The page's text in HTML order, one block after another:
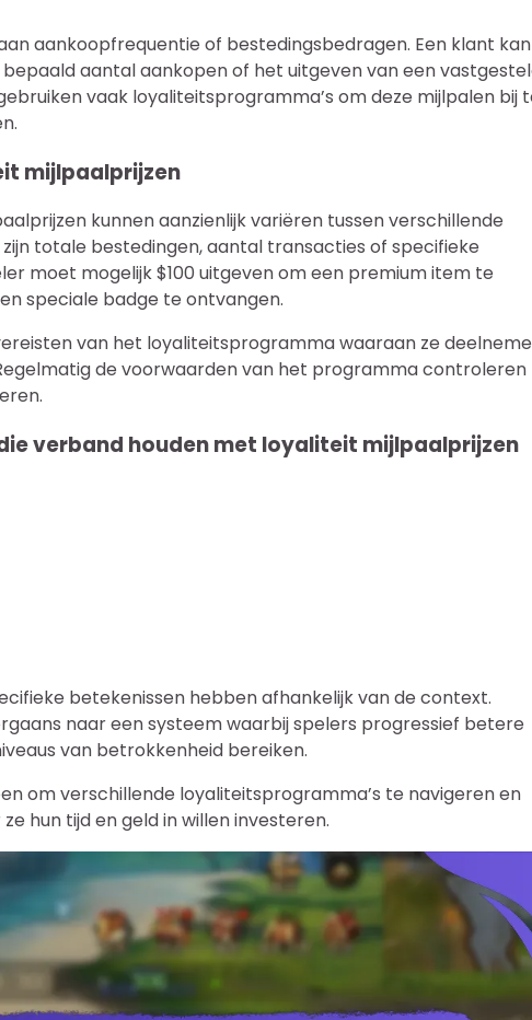
aankoopfrequentie of bestedingsbedragen. Een klant kan
aantal aankopen of het uitgeven van een
vaak loyaliteitsprogramma’s om deze mijlpalen bij
mijlpaalprijzen
kunnen aanzienlijk variëren tussen verschillende
totale bestedingen, aantal transacties of specifieke
moet mogelijk $100 uitgeven om een premium item te
speciale badge te ontvangen.
van het loyaliteitsprogramma waaraan ze
de voorwaarden van het programma controleren
verband houden met loyaliteit mijlpaalprijzen
betekenissen hebben afhankelijk van de context.
naar een systeem waarbij spelers progressief betere
van betrokkenheid bereiken.
om verschillende loyaliteitsprogramma’s te navigeren en
hun tijd en geld in willen investeren.